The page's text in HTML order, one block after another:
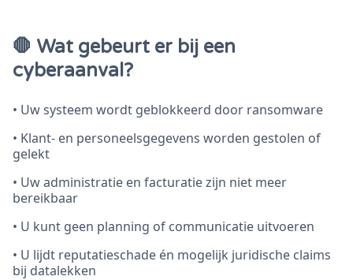
🛑 Wat gebeurt er bij een
cyberaanval?
• Uw systeem wordt geblokkeerd door ransomware
• Klant- en personeelsgegevens worden gestolen of
gelekt
• Uw administratie en facturatie zijn niet meer
bereikbaar
• U kunt geen planning of communicatie uitvoeren
• U lijdt reputatieschade én mogelijk juridische claims
bij datalekken